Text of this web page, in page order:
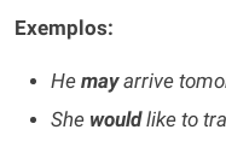
Exemplos:
He mayarrive
She wouldlike to